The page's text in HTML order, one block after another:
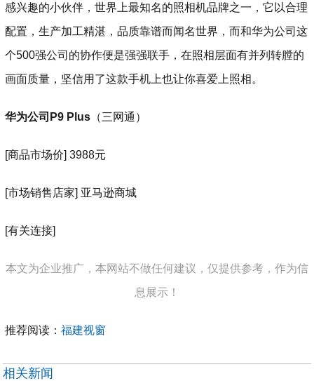
感兴趣的小伙伴，世界上最知名的照相机品牌之一，它以合理
配置，生产加工精湛，品质靠谱而闻名世界，而和华为公司这
个500强公司的协作便是强强联手，在照相层面有并列转膛的
画面质量，坚信用了这款手机上也让你喜爱上照相。
华为公司P9 Plus （三网通）
[商品市场价] 3988元
[市场销售店家] 亚马逊商城
[有关连接]
本文为企业推广，本网站不做任何建议，仅提供参考，作为信
息展示！
推荐阅读：福建视窗
相关新闻